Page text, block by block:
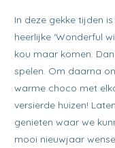
In deze gekke tijden
heerlijke ‘Wonderful
kou maar komen.
spelen. Om daarna
warme choco met
versierde huizen!
genieten waar we
mooi nieuwjaar